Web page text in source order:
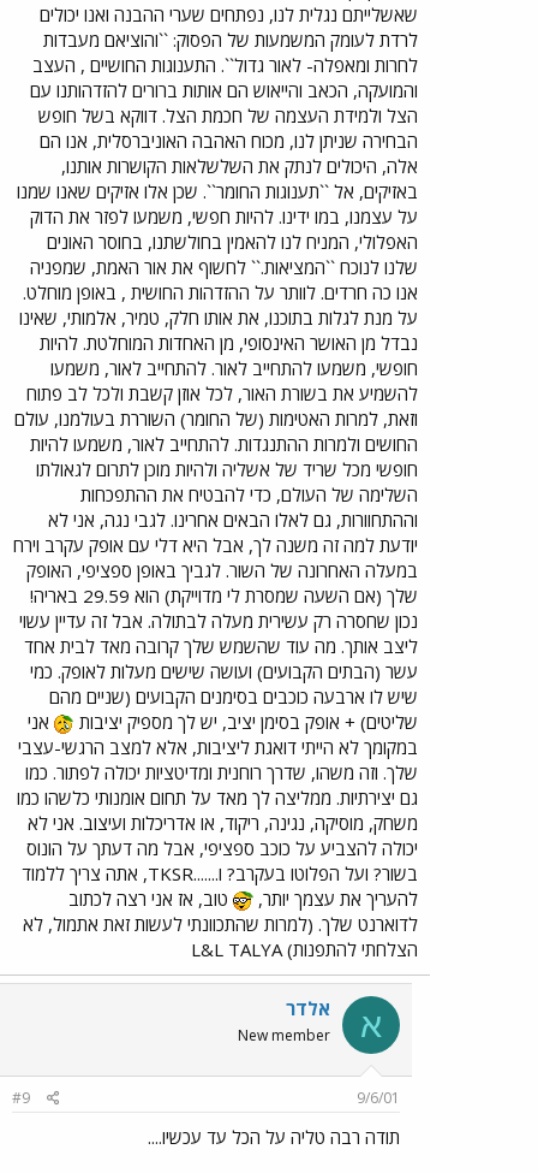
שאשלייתם נגלית לנו, נפתחים שערי ההבנה ואנו יכולים
לרדת לעומק המשמעות של הפסוק: ``והוציאם מעבדות
לחרות ומאפלה- לאור גדול``. התענוגות החושיים , העצב
והמועקה, הכאב והייאוש הם אותות ברורים להזדהותנו עם
הצל ולמידת העצמה של חכמת הצל. דווקא בשל חופש
הבחירה שניתן לנו, מכוח האהבה האוניברסלית, אנו הם
אלה, היכולים לנתק את השלשלאות הקושרות אותנו,
באזיקים, אל ``תענוגות החומר``. שכן אלו אזיקים שאנו שמנו
על עצמנו, במו ידינו. להיות חפשי, משמעו לפזר את הדוק
האפלולי, המניח לנו להאמין בחולשתנו, בחוסר האונים
שלנו לנוכח ``המציאות.`` לחשוף את אור האמת, שמפניה
אנו כה חרדים. לוותר על ההזדהות החושית , באופן מוחלט.
על מנת לגלות בתוכנו, את אותו חלק, טמיר, אלמותי, שאינו
נבדל מן האושר האינסופי, מן האחדות המוחלטת. להיות
חופשי, משמעו להתחייב לאור. להתחייב לאור, משמעו
להשמיע את בשורת האור, לכל אוזן קשבת ולכל לב פתוח
וזאת, למרות האטימות (של החומר) השוררת בעולמנו, עולם
החושים ולמרות ההתנגדות. להתחייב לאור, משמעו להיות
חופשי מכל שריד של אשליה ולהיות מוכן לתרום לגאולתו
השלימה של העולם, כדי להבטיח את ההתפכחות
וההתחוורות, גם לאלו הבאים אחרינו. לגבי נגה, אני לא
יודעת למה זה משנה לך, אבל היא דלי עם אופק עקרב וירח
במעלה האחרונה של השור. לגביך באופן ספציפי, האופק
שלך (אם השעה שמסרת לי מדוייקת) הוא 29.59 באריה!
נכון שחסרה רק עשירית מעלה לבתולה. אבל זה עדיין עשוי
ליצב אותך. מה עוד שהשמש שלך קרובה מאד לבית אחד
עשר (הבתים הקבועים) ועושה שישים מעלות לאופק. כמי
שיש לו ארבעה כוכבים בסימנים הקבועים (שניים מהם
שליטים) + אופק בסימן יציב, יש לך מספיק יציבות
אני
במקומך לא הייתי דואגת ליציבות, אלא למצב הרגשי-עצבי
שלך. וזה משהו, שדרך רוחנית ומדיטציות יכולה לפתור. כמו
גם יצירתיות. ממליצה לך מאד על תחום אומנותי כלשהו כמו
משחק, מוסיקה, נגינה, ריקוד, או אדריכלות ועיצוב. אני לא
יכולה להצביע על כוכב ספציפי, אבל מה דעתך על הונוס
בשור? ועל הפלוטו בעקרב? ו.......TKSR, אתה צריך ללמוד
להעריך את עצמך יותר,
טוב, אז אני רצה לכתוב
לדוארנט שלך. (למרות שהתכוונתי לעשות זאת אתמול, לא
הצלחתי להתפנות) L&L TALYA
א אלדר
New member
9/6/01
#9
תודה רבה טליה על הכל עד עכשיו....